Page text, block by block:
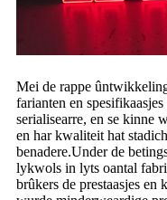
Mei de rappe
farianten en
serialisearre, en se kinne
en har kwaliteit hat
benadere.Under de
lykwols in lyts oantal
brûkers de prestaasjes